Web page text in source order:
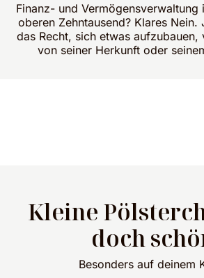
Finanz- und
oberen Zehntausend? Klares Nein.
das Recht, sich etwas aufzubauen,
von seiner Herkunft oder
Kleine
doch
Besonders auf deinem